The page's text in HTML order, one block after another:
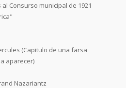
Consurso municipal de 1921
(Capitulo de una farsa
aparecer)
Nazariantz